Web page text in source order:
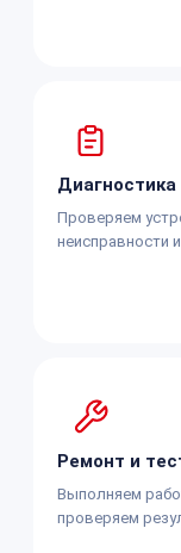
Диагностика
Проверяем
неисправности
Ремонт и
Выполняем
проверяем